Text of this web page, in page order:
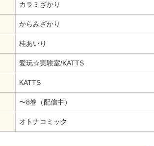
カラミざかり
からみざかり
桂あいり
愛玩☆実験室/KATTS
KATTS
〜8巻（配信中）
オトナコミック